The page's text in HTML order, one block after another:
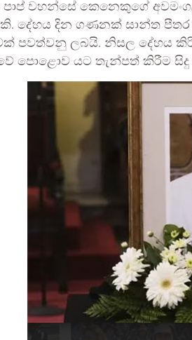
වහන්සේ කෙනෙකුගේ
දේහය දින ගණනක් සාන්ත පීතර
පවත්වනු ලබයි. නිසල
පොළොව යට තැන්පත් කිරීම සිදු